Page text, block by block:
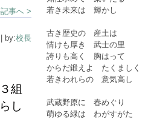
事へ >
| by:校長
組
し
若き未来は 輝かし
古き歴史の 産土は
情けも厚き 武士の里
誇りも高く 胸はって
からだ鍛えよ たくましく
若きわれらの 意気高し
武蔵野原に 春めぐり
萌ゆる緑は わがすがた